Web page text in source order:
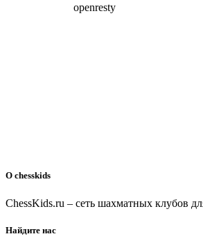
О chesskids
ChessKids.ru – сеть шахматных клубов
Найдите нас